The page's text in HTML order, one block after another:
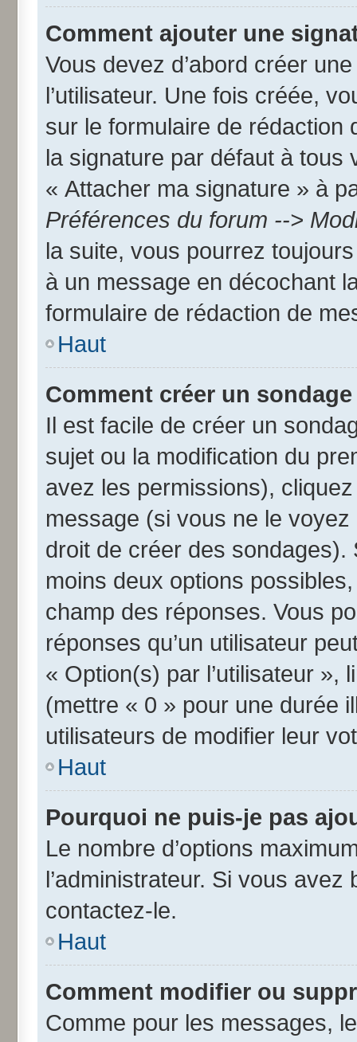
Comment ajouter une
Vous devez d’abord créer
l’utilisateur. Une fois créée,
sur le formulaire de rédaction
la signature par défaut à tous
« Attacher ma signature » à
Préférences du forum -->
la suite, vous pourrez
à un message en décochant
formulaire de rédaction de
Haut
Comment créer un
Il est facile de créer un
sujet ou la modification du
avez les permissions),
message (si vous ne le
droit de créer des
moins deux options
champ des réponses. Vous
réponses qu’un utilisateur
« Option(s) par l’utilisateur »,
(mettre « 0 » pour une durée
utilisateurs de modifier leur
Haut
Pourquoi ne puis-je pas
Le nombre d’options
l’administrateur. Si vous avez
contactez-le.
Haut
Comment modifier ou
Comme pour les messages,